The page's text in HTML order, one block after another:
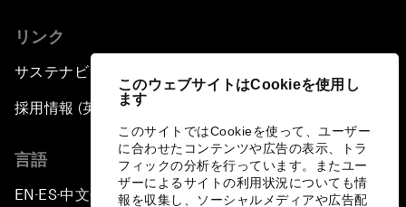
このウェブサイトはCookieを使用し
ます
このサイトではCookieを使って、ユーザー
に合わせたコンテンツや広告の表示、トラ
フィックの分析を行っています。またユー
ザーによるサイトの利用状況についても情
報を収集し、ソーシャルメディアや広告配
リンク
サステナビリティへの取り組み
採用情報 (英語のみ)
言語
EN ▪ ES▪中文▪ 日本語